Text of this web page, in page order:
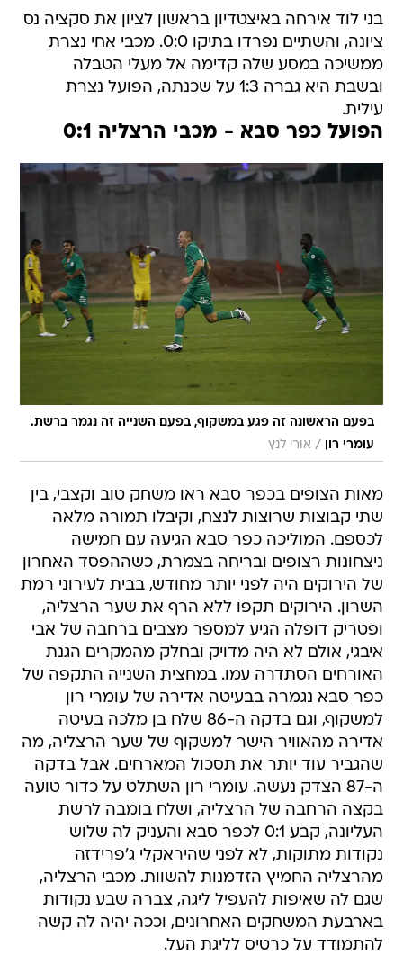
בני לוד אירחה באיצטדיון בראשון לציון את סקציה נס
ציונה, והשתיים נפרדו בתיקו 0:0. מכבי אחי נצרת
ממשיכה במסע שלה קדימה אל מעלי הטבלה
ובשבת היא גברה 1:3 על שכנתה, הפועל נצרת
עילית.
הפועל כפר סבא - מכבי הרצליה 0:1
בפעם הראשונה זה פגע במשקוף, בפעם השנייה זה נגמר ברשת.
עומרי רון
/ אורי לנץ
מאות הצופים בכפר סבא ראו משחק טוב וקצבי, בין
שתי קבוצות שרוצות לנצח, וקיבלו תמורה מלאה
לכספם. המוליכה כפר סבא הגיעה עם חמישה
ניצחונות רצופים ובריחה בצמרת, כשההפסד האחרון
של הירוקים היה לפני יותר מחודש, בבית לעירוני רמת
השרון. הירוקים תקפו ללא הרף את שער הרצליה,
ופטריק דופלה הגיע למספר מצבים ברחבה של אבי
איבגי, אולם לא היה מדויק ובחלק מהמקרים הגנת
האורחים הסתדרה עמו. במחצית השנייה התקפה של
כפר סבא נגמרה בבעיטה אדירה של עומרי רון
למשקוף, וגם בדקה ה-86 שלח בן מלכה בעיטה
אדירה מהאוויר הישר למשקוף של שער הרצליה, מה
שהגביר עוד יותר את תסכול המארחים. אבל בדקה
ה-87 הצדק נעשה. עומרי רון השתלט על כדור טועה
בקצה הרחבה של הרצליה, ושלח בומבה לרשת
העליונה, קבע 0:1 לכפר סבא והעניק לה שלוש
נקודות מתוקות, לא לפני שהיראקלי ג'פרידזה
מהרצליה החמיץ הזדמנות להשוות. מכבי הרצליה,
שגם לה שאיפות להעפיל ליגה, צברה שבע נקודות
בארבעת המשחקים האחרונים, וככה יהיה לה קשה
להתמודד על כרטיס לליגת העל.